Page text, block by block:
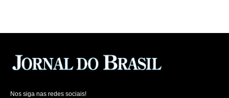
Nos siga nas redes sociais!